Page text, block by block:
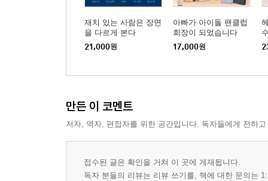
5부 부부는 함께 하나의 삶을 빚어 가는 사람들이다
25장 부부는 어느 날 저절로 하나가 되지 않는다
26장 함께 살수록 부부의 기준은 더 분명해야 한다
27장 다름을 없애지 않고 함께 살아가는 법
에필로그 두 세계는 어떻게 우리라는 삶이 되는가
작가의 말 부부에 대해 오래 생각했다
재치 있는 사람은 장면
을 다르게 본다
21,000원
아빠가 아이돌 팬클럽
회장이 되었습니다
17,000원
만든 이 코멘트
저자, 역자, 편집자를 위한 공간입니다. 독자들에게 전하
접수된 글은 확인을 거쳐 이 곳에 게재됩니다.
독자 분들의 리뷰는 리뷰 쓰기를, 책에 대한 문의는